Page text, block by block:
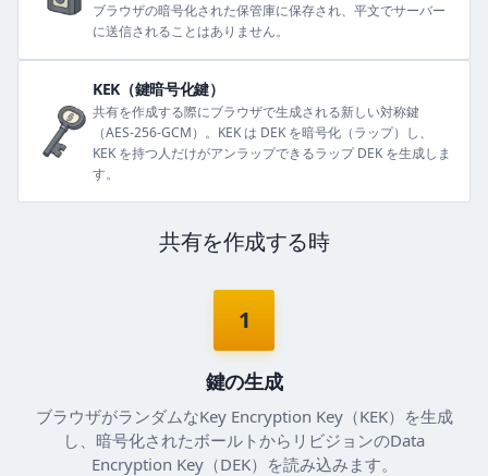
ブラウザの暗号化された保管庫に保存され、平文でサーバー
に送信されることはありません。
KEK（鍵暗号化鍵）
共有を作成する際にブラウザで生成される新しい対称鍵
（AES-256-GCM）。KEK は DEK を暗号化（ラップ）し、
KEK を持つ人だけがアンラップできるラップ DEK を生成しま
す。
共有を作成する時
1
鍵の生成
ブラウザがランダムなKey Encryption Key（KEK）を生成
し、暗号化されたボールトからリビジョンのData
Encryption Key（DEK）を読み込みます。